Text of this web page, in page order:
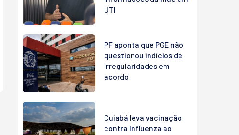
UTI
PF aponta que PGE não
questionou indícios de
irregularidades em
acordo
Cuiabá leva vacinação
contra Influenza ao